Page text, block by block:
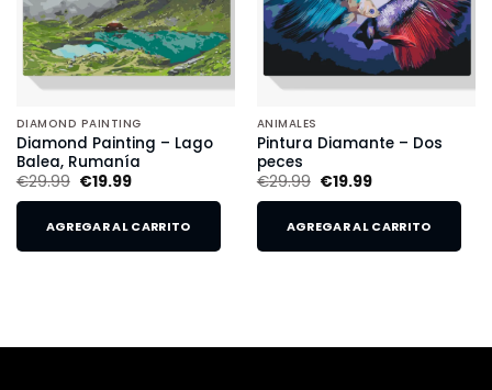
DIAMOND PAINTING
Diamond Painting – Lago
Balea, Rumanía
€29.99 €19.99
AGREGAR AL CARRITO
ANIMALES
Pintura Diamante – Dos
peces
€29.99 €19.99
AGREGAR AL CARRITO